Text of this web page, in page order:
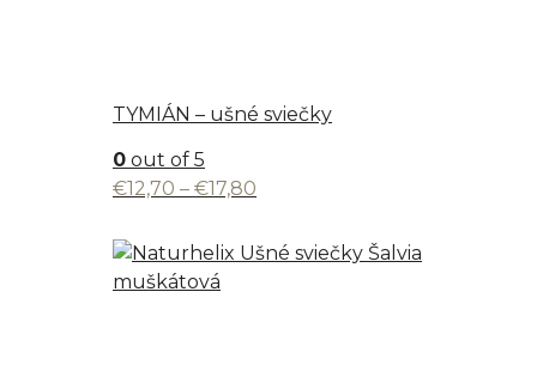
TYMIÁN – ušné sviečky
0 out of 5
€12,70 – €17,80
€12,70